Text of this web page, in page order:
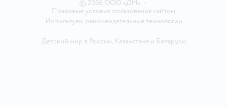
© 2026 ООО «ДМ» •
Правовые условия пользования сайтом
Используем рекомендательные технологии
Детский мир в России, Казахстанеи Беларуси